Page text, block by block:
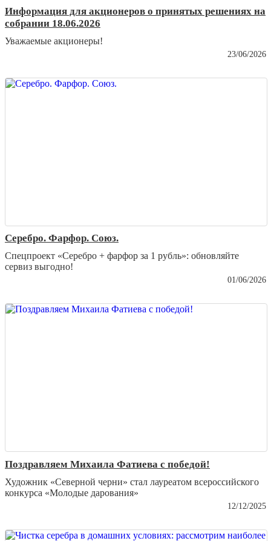
Информация для акционеров о принятых решениях на
собрании 18.06.2026
Уважаемые акционеры!
23/06/2026
Серебро. Фарфор. Союз.
Спецпроект «Серебро + фарфор за 1 рубль»: обновляйте
сервиз выгодно!
01/06/2026
Поздравляем Михаила Фатиева c победой!
Художник «Северной черни» стал лауреатом всероссийского
конкурса «Молодые дарования»
12/12/2025